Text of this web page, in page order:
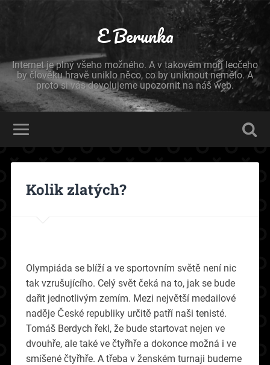
E Berunka
Internet je plný všeho možného. A v takovém moři lecčeho
by člověku hravě uniklo něco, co by uniknout nemělo. A
proto si vás dovolujeme upozornit na náš web.
Kolik zlatých?
Olympiáda se blíží a ve sportovním světě není nic
tak vzrušujícího. Celý svět čeká na to, jak se bude
dařit jednotlivým zemím. Mezi největší medailové
naděje České republiky určitě patří naši tenisté.
Tomáš Berdych řekl, že bude startovat nejen ve
dvouhře, ale také ve čtyřhře a dokonce možná i ve
smíšené čtyřhře. A třeba v ženském turnaji budeme